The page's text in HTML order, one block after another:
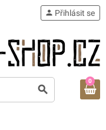
search
person Přihlásit se
0